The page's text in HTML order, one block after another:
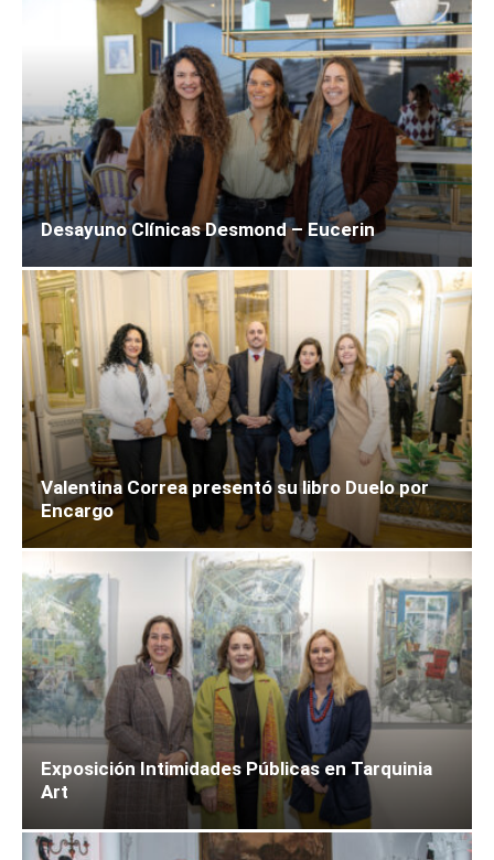
Desayuno Clínicas Desmond – Eucerin
Valentina Correa presentó su libro Duelo por
Encargo
Exposición Intimidades Públicas en Tarquinia
Art